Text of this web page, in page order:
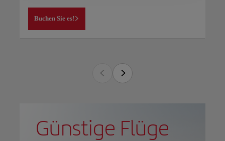
Buchen Sie es!
Günstige Flüge